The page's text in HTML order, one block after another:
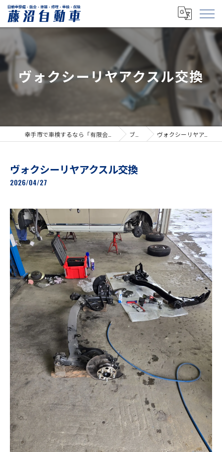
ヴォクシーリヤアクスル交換
ブログ ヴォクシーリヤアクスル交換
ヴォクシーリヤアクスル交換
2026/04/27